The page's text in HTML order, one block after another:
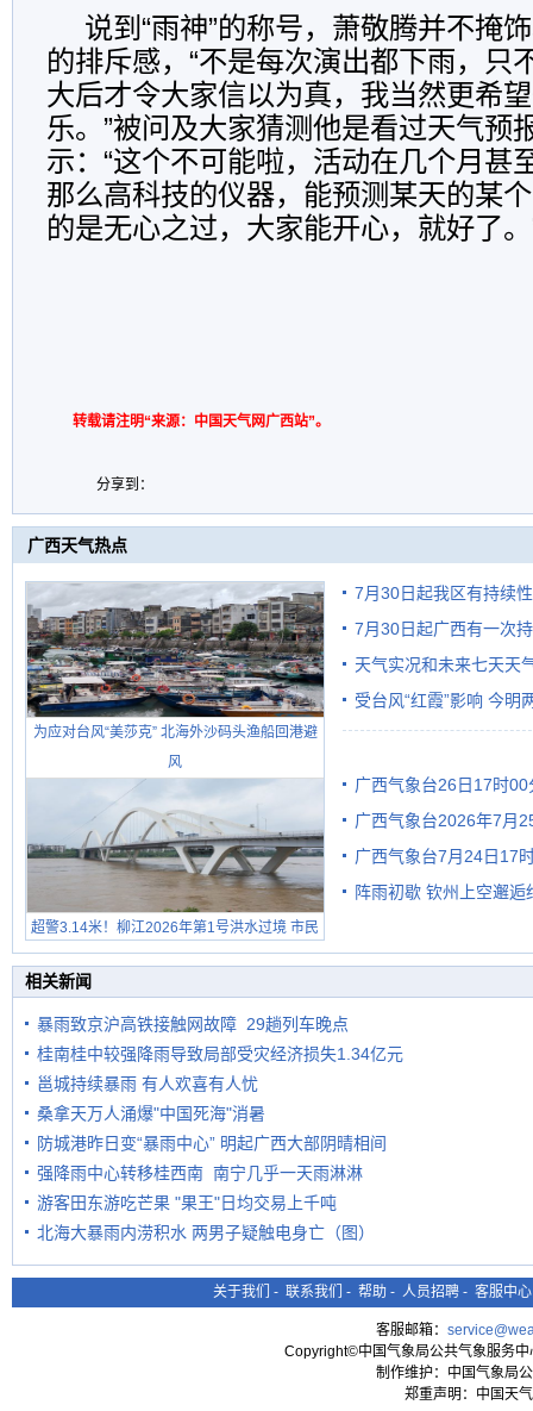
说到“雨神”的称号，萧敬腾并不掩
的排斥感，“不是每次演出都下雨，只
大后才令大家信以为真，我当然更希
乐。”被问及大家猜测他是看过天气预
示：“这个不可能啦，活动在几个月甚
那么高科技的仪器，能预测某天的某
的是无心之过，大家能开心，就好了
转载请注明“来源：中国天气网广西站”。
分享到：
广西天气热点
为应对台风“美莎克” 北海外沙码头渔船回港避
风
超警3.14米！柳江2026年第1号洪水过境 市民
在堤岸见证汛况
7月30日起我区有持续
7月30日起广西有一次
天气实况和未来七天天
受台风“红霞”影响 今明
广西气象台26日17时
广西气象台2026年7月
级预警
广西气象台7月24日17
阵雨初歇 钦州上空邂逅
相关新闻
暴雨致京沪高铁接触网故障 29趟列车晚点
桂南桂中较强降雨导致局部受灾经济损失1.34亿元
邕城持续暴雨 有人欢喜有人忧
桑拿天万人涌爆"中国死海"消暑
防城港昨日变“暴雨中心” 明起广西大部阴晴相间
强降雨中心转移桂西南 南宁几乎一天雨淋淋
游客田东游吃芒果 "果王"日均交易上千吨
北海大暴雨内涝积水 两男子疑触电身亡（图）
关于我们 - 联系我们 - 帮助 - 人员招聘 - 客服中心
客服邮箱：
Copyright©中国气象局公共气象服务
制作维护：中国气象局
郑重声明：中国天